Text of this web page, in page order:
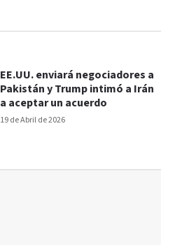
19 de Abril de 2026
EE.UU. enviará negociadores a
Pakistán y Trump intimó a Irán
a aceptar un acuerdo